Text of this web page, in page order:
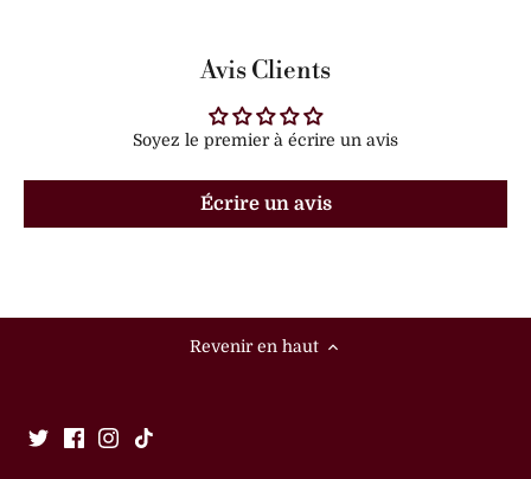
Avis Clients
Soyez le premier à écrire un avis
Écrire un avis
Revenir en haut